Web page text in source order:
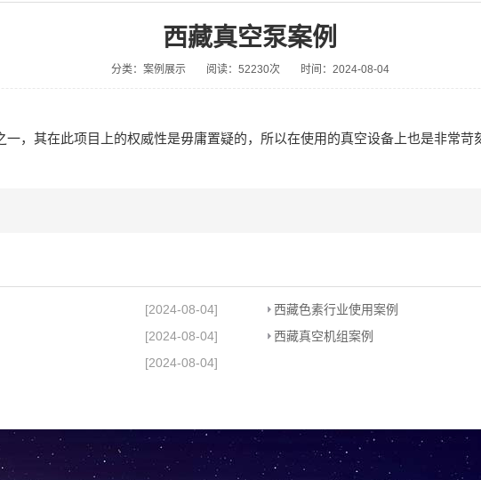
西藏真空泵案例
分类：案例展示 阅读：52230次 时间：2024-08-04
，其在此项目上的权威性是毋庸置疑的，所以在使用的真空设备上也是非常
[2024-08-04] 西藏色素行业使用案例
[2024-08-04] 西藏真空机组案例
[2024-08-04]